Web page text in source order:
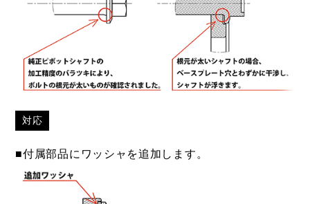
対応
■付属部品にワッシャを追加します。